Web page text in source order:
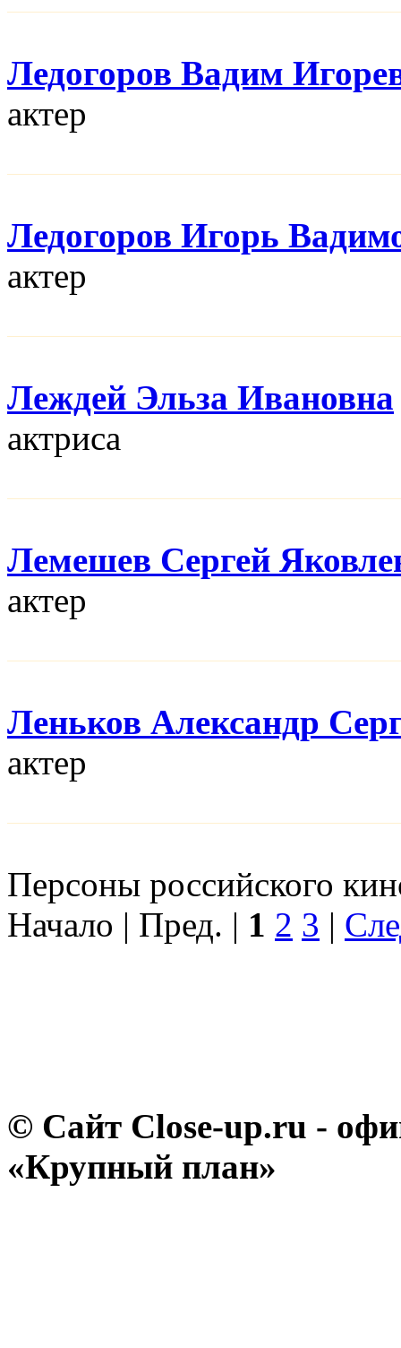
Ледогоров Вадим
актер
Ледогоров Игорь
актер
Леждей Эльза Ивановна
актриса
Лемешев Сергей
актер
Леньков Александр
актер
Персоны российского
Начало | Пред. | 1 2 3 |
© Сайт Close-up.ru -
«Крупный план»